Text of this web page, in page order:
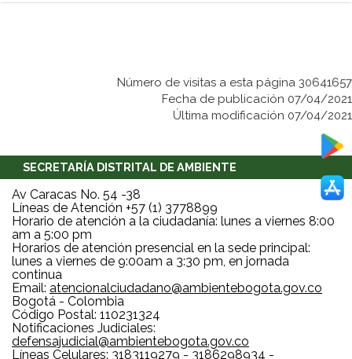
Número de visitas a esta página 30641657
Fecha de publicación 07/04/2021
Última modificación 07/04/2021
SECRETARÍA DISTRITAL DE AMBIENTE
Av Caracas No. 54 -38
Líneas de Atención +57 (1) 3778899
Horario de atención a la ciudadanía: lunes a viernes 8:00
am a 5:00 pm
Horarios de atención presencial en la sede principal:
lunes a viernes de 9:00am a 3:30 pm, en jornada
continua
Email: atencionalciudadano@ambientebogota.gov.co
Bogotá - Colombia
Código Postal: 110231324
Notificaciones Judiciales:
defensajudicial@ambientebogota.gov.co
Líneas Celulares: 3183119279 - 3186298934 -